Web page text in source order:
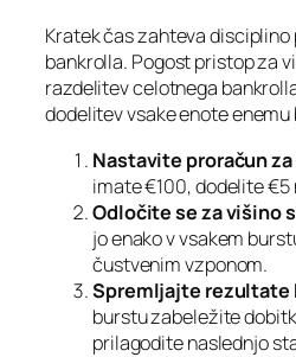
Kratek čas zahteva
bankrolla. Pogost pristop za
razdelitev celotnega
dodelitev vsake enote enemu
Nastavite proračun
imate €100, dodelite €5
Odločite se za višino
jo enako v vsakem
čustvenim vzponom.
Spremljajte rezultate
burstu zabeležite
prilagodite naslednjo